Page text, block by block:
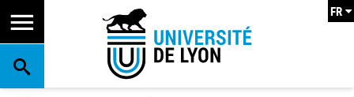
RECHERCHE
FR